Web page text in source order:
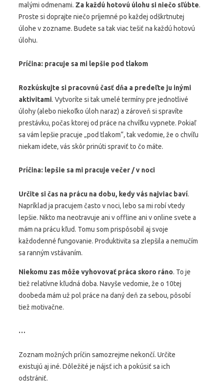
malými odmenami. Za každú hotovú úlohu si niečo sľúbte.
Proste si doprajte niečo príjemné po každej odškrtnutej
úlohe v zozname. Budete sa tak viac tešiť na každú hotovú
úlohu.
Príčina: pracuje sa mi lepšie pod tlakom
Rozkúskujte si pracovnú časť dňa a predeľte ju inými
aktivitami. Vytvoríte si tak umelé termíny pre jednotlivé
úlohy (alebo niekoľko úloh naraz) a zároveň si spravíte
prestávku, počas ktorej od práce na chvíľku vypnete. Pokiaľ
sa vám lepšie pracuje „pod tlakom“, tak vedomie, že o chvíľu
niekam idete, vás skôr prinúti spraviť to čo máte.
Príčina: lepšie sa mi pracuje večer / v noci
Určite si čas na prácu na dobu, kedy vás najviac baví.
Napríklad ja pracujem často v noci, lebo sa mi robí vtedy
lepšie. Nikto ma neotravuje ani v offline ani v online svete a
mám na prácu kľud. Tomu som prispôsobil aj svoje
každodenné fungovanie. Produktivita sa zlepšila a nemučím
sa ranným vstávaním.
Niekomu zas môže vyhovovať práca skoro ráno. To je
tiež relatívne kľudná doba. Navyše vedomie, že o 10tej
doobeda mám už pol práce na daný deň za sebou, pôsobí
tiež motivačne.
…
Zoznam možných príčin samozrejme nekončí. Určite
existujú aj iné. Dôležité je nájsť ich a pokúsiť sa ich
odstrániť.